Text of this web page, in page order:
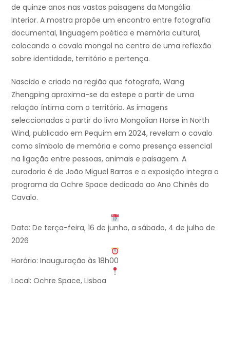
de quinze anos nas vastas paisagens da Mongólia
Interior. A mostra propõe um encontro entre fotografia
documental, linguagem poética e memória cultural,
colocando o cavalo mongol no centro de uma reflexão
sobre identidade, território e pertença.
Nascido e criado na região que fotografa, Wang
Zhengping aproxima-se da estepe a partir de uma
relação íntima com o território. As imagens
seleccionadas a partir do livro Mongolian Horse in North
Wind, publicado em Pequim em 2024, revelam o cavalo
como símbolo de memória e como presença essencial
na ligação entre pessoas, animais e paisagem. A
curadoria é de João Miguel Barros e a exposição integra o
programa da Ochre Space dedicado ao Ano Chinês do
Cavalo.
Data: De terça-feira, 16 de junho, a sábado, 4 de julho de
2026
Horário: Inauguração às 18h00
Local: Ochre Space, Lisboa